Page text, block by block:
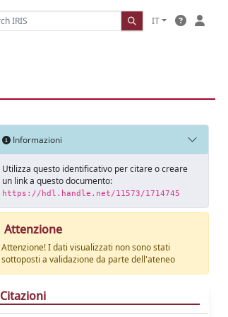
IT
Informazioni
Utilizza questo identificativo per citare o creare
un link a questo documento:
https://hdl.handle.net/11573/1714745
Attenzione
Attenzione! I dati visualizzati non sono stati
sottoposti a validazione da parte dell'ateneo
Citazioni